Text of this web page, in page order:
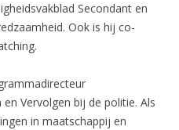
Secondant en
Ook is hij co-
Vervolgen bij de politie. Als
in maatschappij en